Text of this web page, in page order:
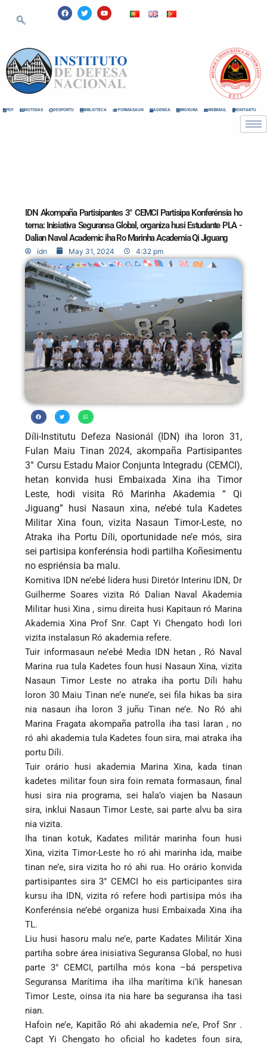
F
a
c
k
T
w
i
Y
o
u
PDF NOTISIAS DESPORTU BIBLIOTECA FORMASAUN AGENDA BROXURA WEBMAIL KONTAKTU
IDN Akompaña Partisipantes 3° CEMCI Partisipa Konferénsia ho
tema: Inisiativa Seguransa Global, organiza husi Estudante PLA -
Dalian Naval Academic iha Ro Marinha Academia Qi Jiguang
idn May 31, 2024 4:32 pm
Díli-Institutu Defeza Nasionál (IDN) iha loron 31,
Fulan Maiu Tinan 2024, akompaña Partisipantes
3° Cursu Estadu Maior Conjunta Integradu (CEMCI),
hetan konvida husi Embaixada Xina iha Timor
Leste, hodi visita Ró Marinha Akademia “ Qi
Jiguang” husi Nasaun xina, ne’ebé tula Kadetes
Militar Xina foun, vizita Nasaun Timor-Leste, no
Atraka iha Portu Díli, oportunidade ne’e mós, sira
sei partisipa konferénsia hodi partilha Koñesimentu
no espriénsia ba malu.
Komitiva IDN ne’ebé lidera husi Diretór Interinu IDN, Dr
Guilherme Soares vizita Ró Dalian Naval Akademia
Militar husi Xina , simu direita husi Kapitaun ró Marina
Akademia Xina Prof Snr. Capt Yi Chengato hodi lori
vizita instalasun Ró akademia refere.
Tuir informasaun ne’ebé Media IDN hetan , Ró Naval
Marina rua tula Kadetes foun husi Nasaun Xina, vizita
Nasaun Timor Leste no atraka iha portu Díli hahu
loron 30 Maiu Tinan ne’e nune’e, sei fila hikas ba sira
nia nasaun iha loron 3 juñu Tinan ne’e. No Ró ahi
Marina Fragata akompaña patrolla iha tasi laran , no
ró ahi akademia tula Kadetes foun sira, mai atraka iha
portu Díli.
Tuir orário husi akademia Marina Xina, kada tinan
kadetes militar foun sira foin remata formasaun, final
husi sira nia programa, sei hala’o viajen ba Nasaun
sira, inklui Nasaun Timor Leste, sai parte alvu ba sira
nia vizita.
Iha tinan kotuk, Kadates militár marinha foun husi
Xina, vizita Timor-Leste ho ró ahi marinha ida, maibe
tinan ne’e, sira vizita ho ró ahi rua. Ho orário konvida
partisipantes sira 3° CEMCI ho eis participantes sira
kursu iha IDN, vizita ró refere hodi partisipa mós iha
Konferénsia ne’ebé organiza husi Embaixada Xina iha
TL.
Liu husi hasoru malu ne’e, parte Kadates Militár Xina
partiha sobre área inisiativa Seguransa Global, no husi
parte 3° CEMCI, partilha mós kona –bá perspetiva
Seguransa Marítima iha ilha marítima ki’ik hanesan
Timor Leste, oinsa ita nia hare ba seguransa iha tasi
nian.
Hafoin ne’e, Kapitão Ró ahi akademia ne’e, Prof Snr .
Capt Yi Chengato ho oficial ho kadetes foun sira,